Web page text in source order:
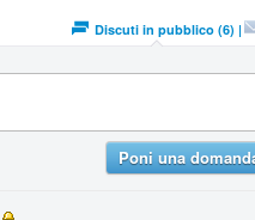
Discuti in pubblico (6) |
Poni una